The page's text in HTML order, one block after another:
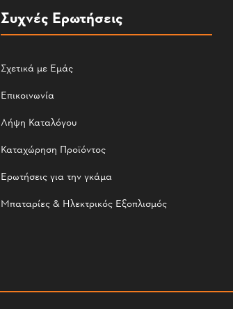
Συχνές Ερωτήσεις
Σχετικά με Εμάς
Επικοινωνία
Λήψη Καταλόγου
Καταχώρηση Προϊόντος
Ερωτήσεις για την γκάμα
Μπαταρίες & Ηλεκτρικός Εξοπλισμός